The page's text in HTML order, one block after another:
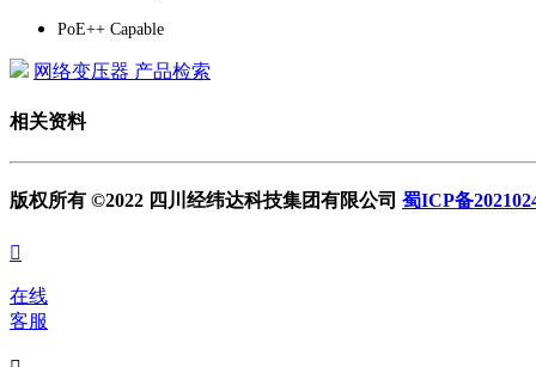
PoE++ Capable
网络变压器 产品检索
相关资料
版权所有 ©2022 四川经纬达科技集团有限公司 蜀ICP备

在线
客服